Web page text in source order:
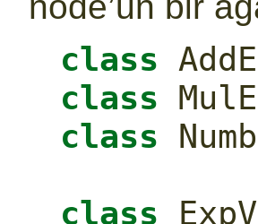
class
class
class
class